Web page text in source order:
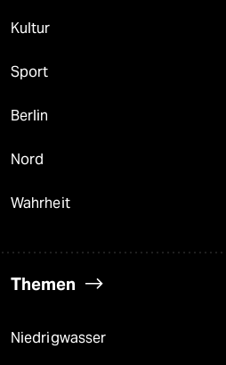
Kultur
Sport
Berlin
Nord
Wahrheit
Themen
Niedrigwasser